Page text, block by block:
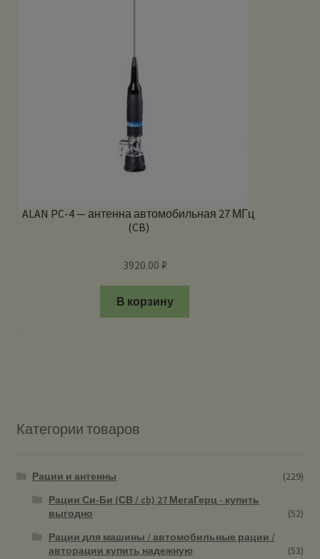
ALAN PC-4 — антенна автомобильная 27 МГц
(CB)
3920.00 ₽
В корзину
Категории товаров
Рации и антенны
(229)
Рации Си-Би (СВ / cb) 27 МегаГерц - купить
выгодно
(52)
Рации для машины / автомобильные рации /
авторации купить надежную
(53)